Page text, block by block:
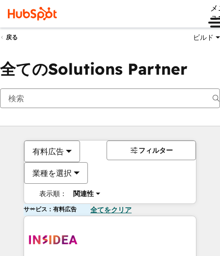
ュ
戻る ビルド
全てのSolutions Partner
有料広告
業種を選択
表示順： 関連性
フィルター
サービス：有料広告 全てをクリア